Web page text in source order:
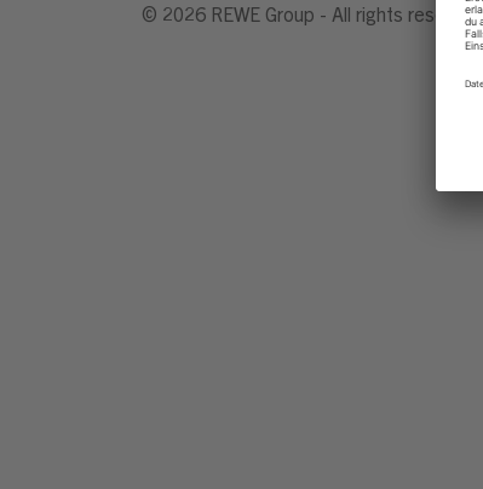
© 2026 REWE Group - All rights reserved